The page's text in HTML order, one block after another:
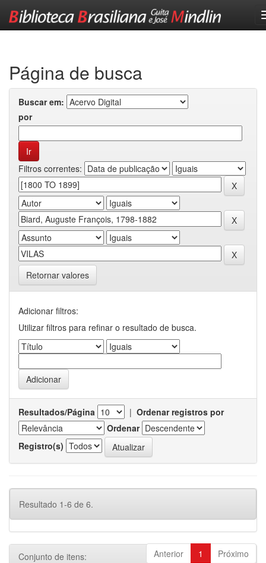
Página de busca
Buscar em:
por
Filtros correntes:
Retornar valores
Adicionar filtros:
Utilizar filtros para refinar o resultado de busca.
Resultados/Página | Ordenar registros por
Ordenar
Registro(s)
Resultado 1-6 de 6.
Anterior 1 Próximo
Conjunto de itens: